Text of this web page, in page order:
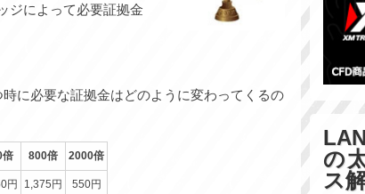
ジによって必要証拠金
に必要な証拠金はどのように変わってくるの
倍 800倍 2000倍
円 1,375円 550円
の
ス